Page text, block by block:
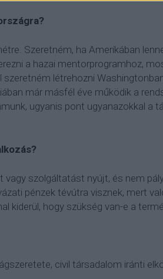
Szeretném, ha Amerikában
a hazai mentorprogramhoz,
szeretném létrehozni
már másfél éve működik a
ugyanis pont ugyanazokkal a
szolgáltatást nyújt, és nem
pénzek tévútra visznek, mert
kiderül, hogy szükség van-e a
civil társadalom iránti